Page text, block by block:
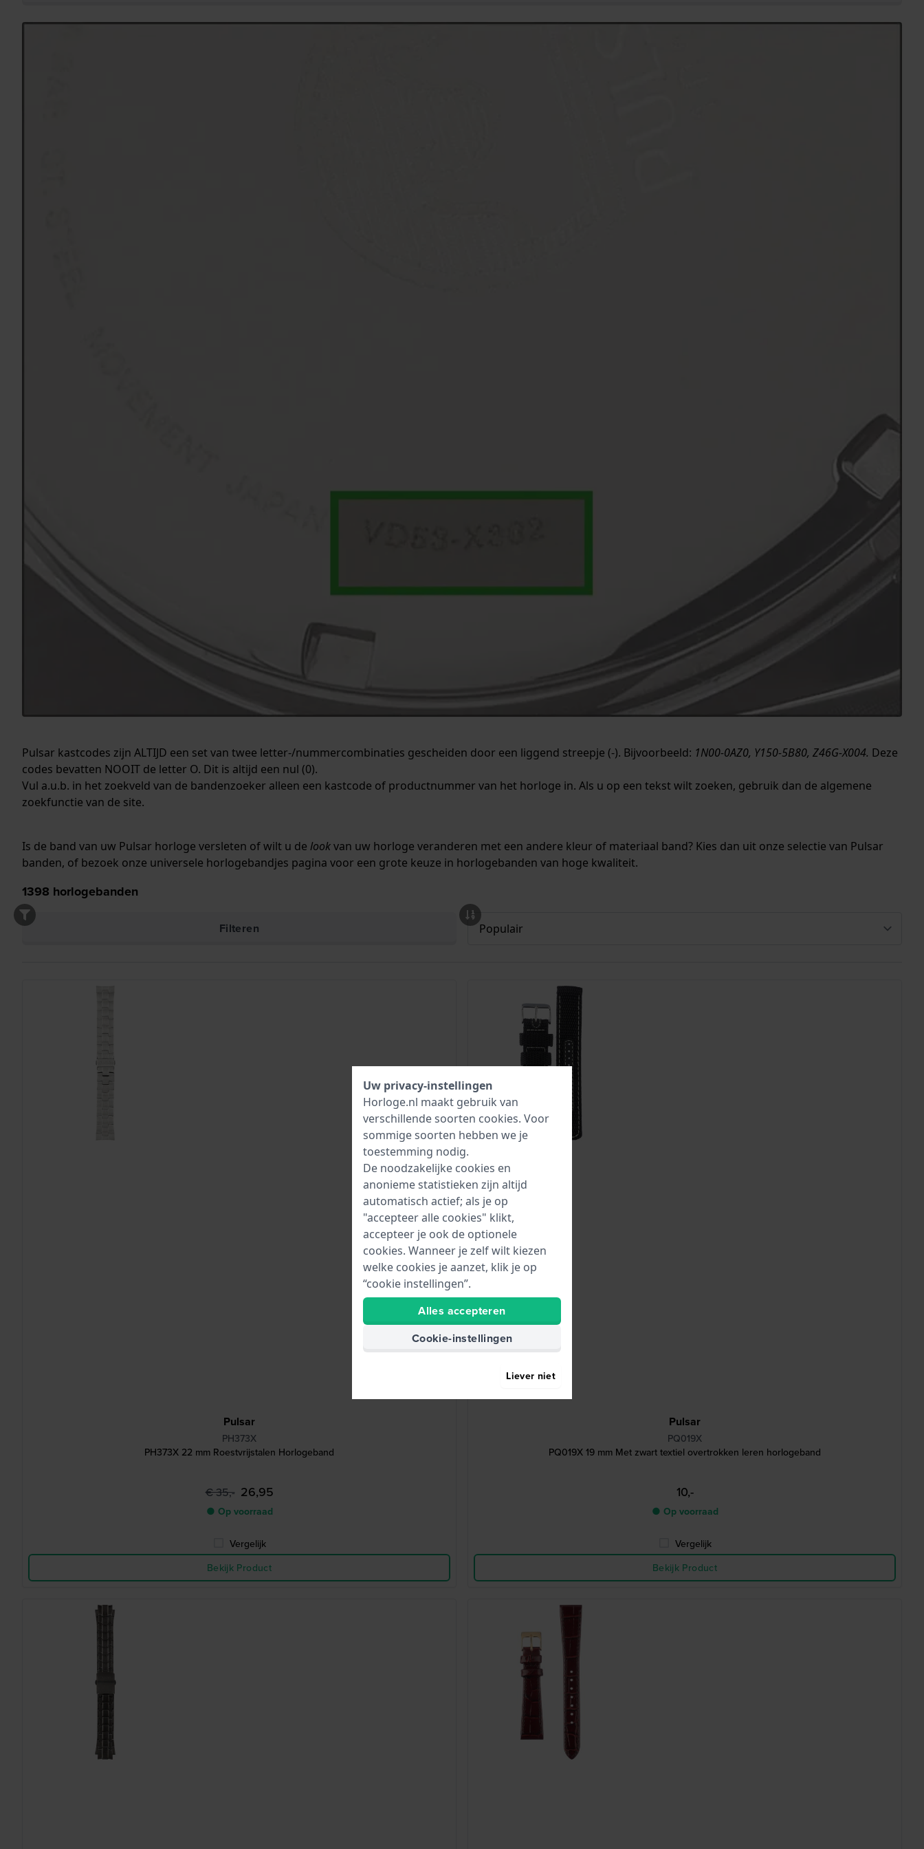
Pulsar kastcodes zijn ALTIJD een set van twee letter-/nummercombinaties gescheiden door een liggend streepje (-). Bijvoorbeeld: 1N00-0AZ0, Y150-5B80, Z46G-X004. Deze
codes bevatten NOOIT de letter O. Dit is altijd een nul (0).
Vul a.u.b. in het zoekveld van de bandenzoeker alleen een kastcode of productnummer van het horloge in. Als u op een tekst wilt zoeken, gebruik dan de algemene
zoekfunctie van de site.
Is de band van uw Pulsar horloge versleten of wilt u de lookvan uw horloge veranderen met een andere kleur of materiaal band? Kies dan uit onze selectie van Pulsar
banden, of bezoek onze universele horlogebandjes pagina voor een grote keuze in horlogebanden van hoge kwaliteit.
1398 horlogebanden
Filteren
Pulsar
PH373X
PH373X 22 mm Roestvrijstalen Horlogeband
€ 35,- 26,95
● Op voorraad
Vergelijk
Bekijk Product
Pulsar
PQ019X
PQ019X 19 mm Met zwart textiel overtrokken leren horlogeband
10,-
● Op voorraad
Vergelijk
Bekijk Product
Uw privacy-instellingen
Horloge.nl maakt gebruik van
verschillende soorten cookies. Voor
sommige soorten hebben we je
toestemming nodig.
De noodzakelijke cookies en
anonieme statistieken zijn altijd
automatisch actief; als je op
"accepteer alle cookies" klikt,
accepteer je ook de optionele
cookies. Wanneer je zelf wilt kiezen
welke cookies je aanzet, klik je op
“cookie instellingen”.
Alles accepteren
Cookie-instellingen
Liever niet